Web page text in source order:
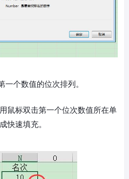
个数值的位次排列。
鼠标双击第一个位次数值所在单
快速填充。